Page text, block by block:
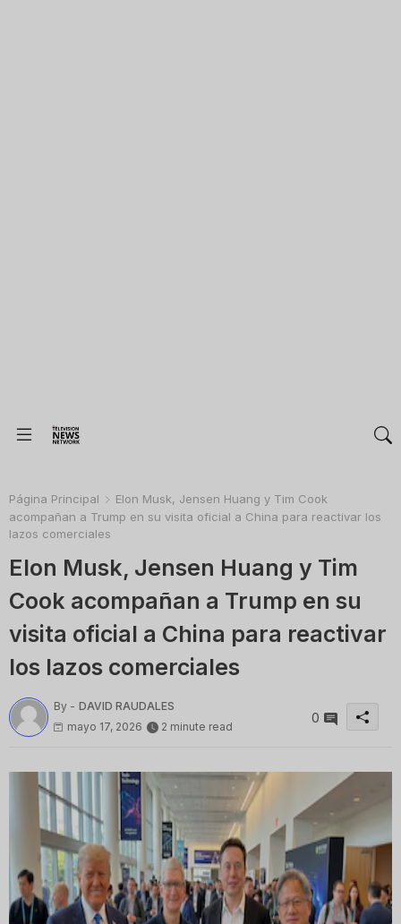
Página Principal
Elon Musk, Jensen Huang y Tim Cook
acompañan a Trump en su visita oficial a China para reactivar los
lazos comerciales
Elon Musk, Jensen Huang y Tim
Cook acompañan a Trump en su
visita oficial a China para reactivar
los lazos comerciales
By - DAVID RAUDALES
mayo 17, 2026
2 minute read
0